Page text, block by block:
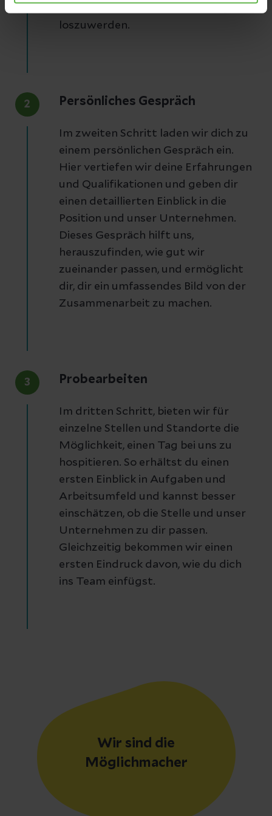
loszuwerden.
2 Persönliches Gespräch
Im zweiten Schritt laden wir dich zu
einem persönlichen Gespräch ein.
Hier vertiefen wir deine Erfahrungen
und Qualifikationen und geben dir
einen detaillierten Einblick in die
Position und unser Unternehmen.
Dieses Gespräch hilft uns,
herauszufinden, wie gut wir
zueinander passen, und ermöglicht
dir, dir ein umfassendes Bild von der
Zusammenarbeit zu machen.
3 Probearbeiten
Im dritten Schritt, bieten wir für
einzelne Stellen und Standorte die
Möglichkeit, einen Tag bei uns zu
hospitieren. So erhältst du einen
ersten Einblick in Aufgaben und
Arbeitsumfeld und kannst besser
einschätzen, ob die Stelle und unser
Unternehmen zu dir passen.
Gleichzeitig bekommen wir einen
ersten Eindruck davon, wie du dich
ins Team einfügst.
Wir sind die
Möglichmacher